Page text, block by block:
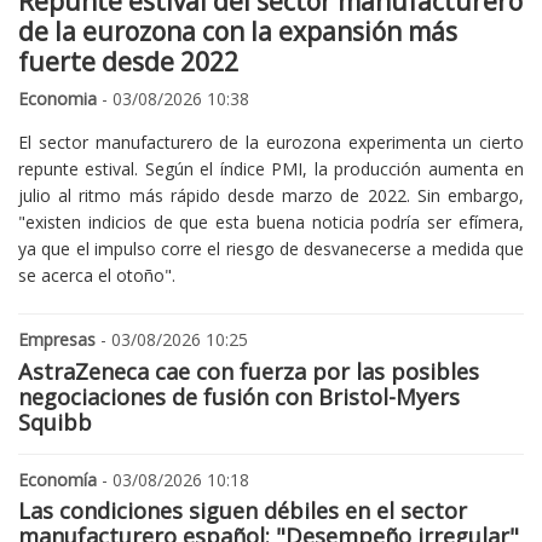
de la eurozona con la expansión más
fuerte desde 2022
Economia - 03/08/2026 10:38
El sector manufacturero de la eurozona experimenta un cierto
repunte estival. Según el índice PMI, la producción aumenta en
julio al ritmo más rápido desde marzo de 2022. Sin embargo,
"existen indicios de que esta buena noticia podría ser efímera,
ya que el impulso corre el riesgo de desvanecerse a medida que
se acerca el otoño".
Empresas - 03/08/2026 10:25
AstraZeneca cae con fuerza por las posibles
negociaciones de fusión con Bristol-Myers
Squibb
Economía - 03/08/2026 10:18
Las condiciones siguen débiles en el sector